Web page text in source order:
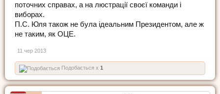
поточних справах, а на люстрації своєї команди і
виборах.
П.С. Юля також не була ідеальним Президентом, але ж
не таким, як ОЦЕ.
11 чер 2013
Подобається x 1